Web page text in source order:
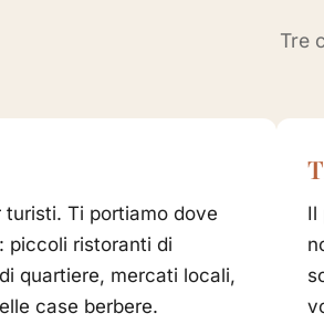
Tre
Ti portiamo dove
piccoli ristoranti di
quartiere, mercati locali,
case berbere.
Il